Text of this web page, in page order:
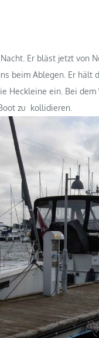
Er bläst jetzt von
beim Ablegen. Er hält
Heckleine ein. Bei
zu kollidieren.